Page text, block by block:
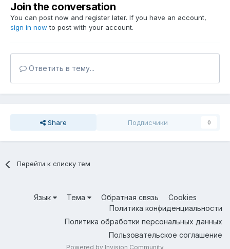
Join the conversation
You can post now and register later. If you have an account,
sign in now to post with your account.
Ответить в тему...
Share Подписчики 0
Перейти к списку тем
Язык Тема Обратная связь
Cookies
Политика конфиденциальности
Политика обработки персональных данных
Пользовательское соглашение
Powered by Invision Community